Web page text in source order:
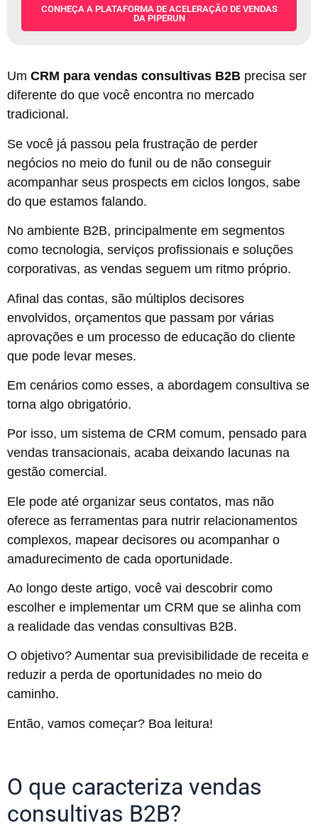
CONHEÇA A PLATAFORMA DE ACELERAÇÃO DE VENDAS
DA PIPERUN
Um CRM para vendas consultivas B2B precisa ser
diferente do que você encontra no mercado
tradicional.
Se você já passou pela frustração de perder
negócios no meio do funil ou de não conseguir
acompanhar seus prospects em ciclos longos, sabe
do que estamos falando.
No ambiente B2B, principalmente em segmentos
como tecnologia, serviços profissionais e soluções
corporativas, as vendas seguem um ritmo próprio.
Afinal das contas, são múltiplos decisores
envolvidos, orçamentos que passam por várias
aprovações e um processo de educação do cliente
que pode levar meses.
Em cenários como esses, a abordagem consultiva se
torna algo obrigatório.
Por isso, um sistema de CRM comum, pensado para
vendas transacionais, acaba deixando lacunas na
gestão comercial.
Ele pode até organizar seus contatos, mas não
oferece as ferramentas para nutrir relacionamentos
complexos, mapear decisores ou acompanhar o
amadurecimento de cada oportunidade.
Ao longo deste artigo, você vai descobrir como
escolher e implementar um CRM que se alinha com
a realidade das vendas consultivas B2B.
O objetivo? Aumentar sua previsibilidade de receita e
reduzir a perda de oportunidades no meio do
caminho.
Então, vamos começar? Boa leitura!
O que caracteriza vendas
consultivas B2B?